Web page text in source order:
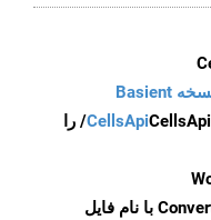
CellsApiCellsApi
CellsApi</aient/Client/ را
با نام فایل